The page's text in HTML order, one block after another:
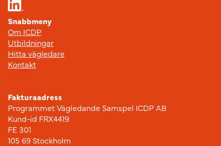
Snabbmeny
Om ICDP
Utbildningar
Hitta vägledare
Kontakt
Fakturaadress
Programmet Vägledande Samspel ICDP AB
Kund-id FRX4419
FE 301
105 69 Stockholm